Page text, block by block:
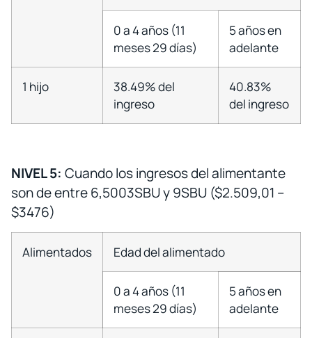
0 a 4 años (11
meses 29 días)
5 años en
adelante
1 hijo
38.49% del
ingreso
40.83%
del ingreso
NIVEL 5: Cuando los ingresos del alimentante
son de entre 6,5003SBU y 9SBU ($2.509,01 –
$3476)
Alimentados Edad del alimentado
0 a 4 años (11
meses 29 días)
5 años en
adelante